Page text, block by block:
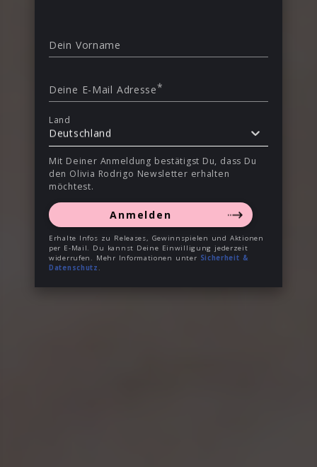
Dein Vorname
Deine E-Mail Adresse*
Land
Deutschland
Mit Deiner Anmeldung bestätigst Du, dass Du
den Olivia Rodrigo Newsletter erhalten
möchtest.
Anmelden
Erhalte Infos zu Releases, Gewinnspielen und Aktionen
per E-Mail. Du kannst Deine Einwilligung jederzeit
widerrufen. Mehr Informationen unter Sicherheit &
Datenschutz .